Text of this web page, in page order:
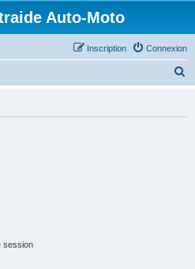
Auto-Moto
Connexion
Inscription
session